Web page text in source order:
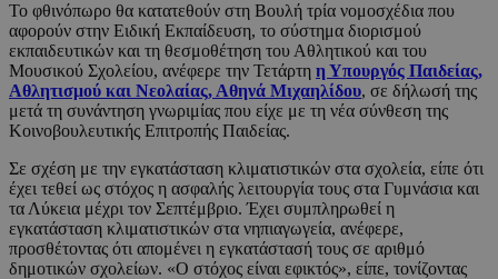
Το φθινόπωρο θα κατατεθούν στη Βουλή τρία νομοσχέδια που
αφορούν στην Ειδική Εκπαίδευση, το σύστημα διορισμού
εκπαιδευτικών και τη θεσμοθέτηση του Αθλητικού και του
Μουσικού Σχολείου, ανέφερε την Τετάρτη η Υπουργός Παιδείας,
Αθλητισμού και Νεολαίας, Αθηνά Μιχαηλίδου, σε δήλωσή της
μετά τη συνάντηση γνωριμίας που είχε με τη νέα σύνθεση της
Κοινοβουλευτικής Επιτροπής Παιδείας.
Σε σχέση με την εγκατάσταση κλιματιστικών στα σχολεία, είπε ότι
έχει τεθεί ως στόχος η ασφαλής λειτουργία τους στα Γυμνάσια και
τα Λύκεια μέχρι τον Σεπτέμβριο. Έχει συμπληρωθεί η
εγκατάσταση κλιματιστικών στα νηπιαγωγεία, ανέφερε,
προσθέτοντας ότι απομένει η εγκατάστασή τους σε αριθμό
δημοτικών σχολείων. «Ο στόχος είναι εφικτός», είπε, τονίζοντας